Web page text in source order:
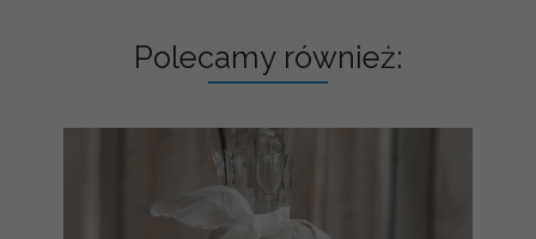
Polecamy również: